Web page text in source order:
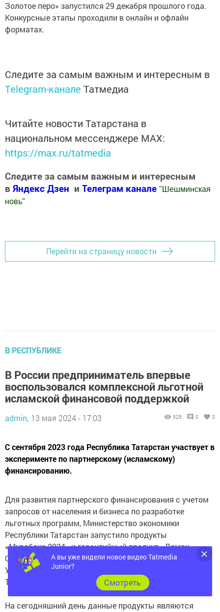
Золотое перо» запустился 29 декабря прошлого года.
Конкурсные этапы проходили в онлайн и офлайн
форматах.
Следите за самым важным и интересным в
Telegram-канале Татмедиа
Читайте новости Татарстана в
национальном мессенджере MАХ:
https://max.ru/tatmedia
Следите за самым важным и интересным
в Яндекс Дзен и Телеграм канале " Шешминская
новь"
Перейти на страницу новости
В РЕСПУБЛИКЕ
В России предприниматель впервые
воспользовался комплексной льготной
исламской финансовой поддержкой
admin, 13 мая 2024 - 17:03 525 0 0
С сентября 2023 года Республика Татарстан участвует в
эксперименте по партнерскому (исламскому)
финансированию.
Для развития партнерского финансирования с учетом
запросов от населения и бизнеса по разработке
льготных программ, Министерство экономики
Республики Татарстан запустило продукты
«Мурабаха-2024» и гарантийный продукт «Даман».
Организованы первые сделки, одобренные Советом
Улемов Духовного управления мусульман Республики
Татарстан.
На сегодняшний день данные продукты являются
А вы уже видели новое видео Tatmedia
Junior?
Cмотреть